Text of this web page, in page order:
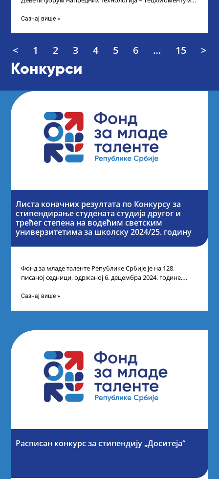
Сазнај више »
< 1 2 3 4 5 6 … 15 >
Конкурси
Листа коначних резултата по Конкурсу за
стипендирање студената студија другог и
трећег степена на водећим светским
универзитетима за школску 2024/25. годину
Фонд за младе таленте Републике Србије је на 128.
писаној седници, одржаној 6. децембра 2024. године,
Сазнај више »
Расписан конкурс за стипендију „Доситеја“